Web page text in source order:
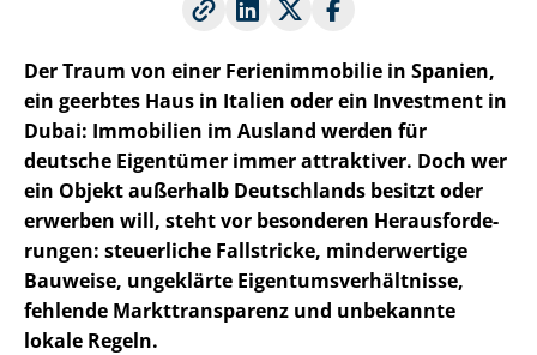
Der Traum von einer Ferienimmobilie in Spanien,
ein geerbtes Haus in Italien oder ein Investment in
Dubai: Immobilien im Ausland werden für
deutsche Eigentümer immer attraktiver. Doch wer
ein Objekt außerhalb Deutschlands besitzt oder
erwerben will, steht vor besonderen Her­aus­for­de­
run­gen: steuerliche Fallstricke, minderwertige
Bauweise, ungeklärte Ei­gen­tums­ver­hält­nis­se,
fehlende Markt­trans­pa­renz und unbekannte
lokale Regeln.